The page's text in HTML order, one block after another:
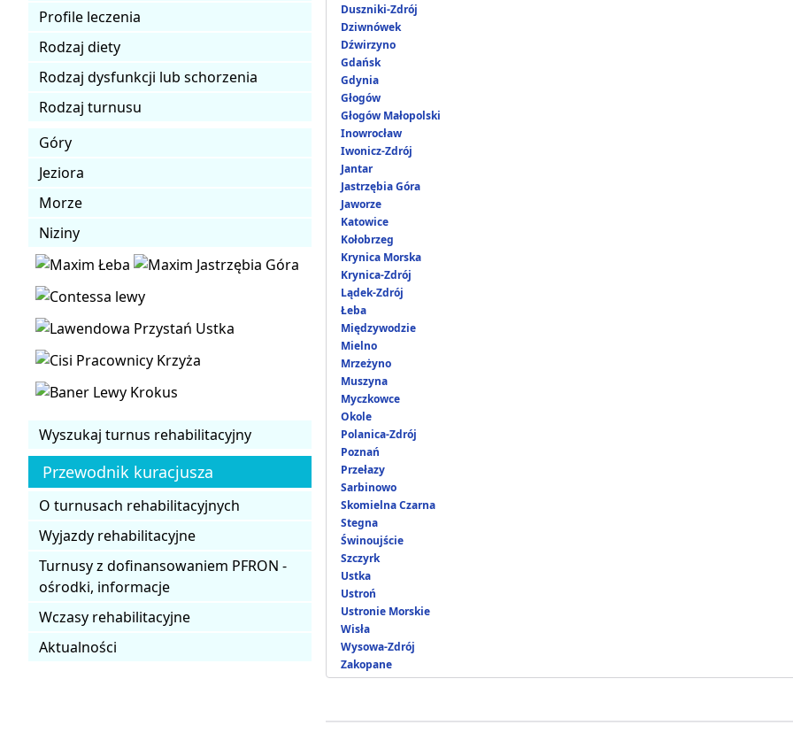
Profile leczenia
Rodzaj diety
Rodzaj dysfunkcji lub schorzenia
Rodzaj turnusu
Góry
Jeziora
Morze
Niziny
Wyszukaj turnus rehabilitacyjny
Przewodnik kuracjusza
O turnusach rehabilitacyjnych
Wyjazdy rehabilitacyjne
Turnusy z dofinansowaniem PFRON -
ośrodki, informacje
Wczasy rehabilitacyjne
Aktualności
Duszniki-Zdrój
Dziwnówek
Dźwirzyno
Gdańsk
Gdynia
Głogów
Głogów Małopolski
Inowrocław
Iwonicz-Zdrój
Jantar
Jastrzębia Góra
Jaworze
Katowice
Kołobrzeg
Krynica Morska
Krynica-Zdrój
Lądek-Zdrój
Łeba
Międzywodzie
Mielno
Mrzeżyno
Muszyna
Myczkowce
Okole
Polanica-Zdrój
Poznań
Przełazy
Sarbinowo
Skomielna Czarna
Stegna
Świnoujście
Szczyrk
Ustka
Ustroń
Ustronie Morskie
Wisła
Wysowa-Zdrój
Zakopane